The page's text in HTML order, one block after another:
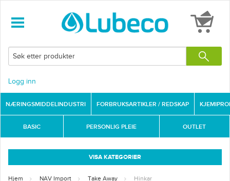
Logg inn
NÆRINGSMIDDELINDUSTRI FORBRUKSARTIKLER / REDSKAP
BASIC PERSONLIG PLEIE OUTLET
VISA KATEGORIER
Hjem NAV Import Take Away Hinkar